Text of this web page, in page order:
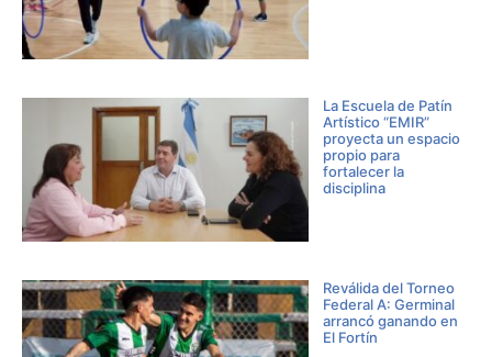
La Escuela de Patín
Artístico “EMIR”
proyecta un espacio
propio para
fortalecer la
disciplina
Reválida del Torneo
Federal A: Germinal
arrancó ganando en
El Fortín